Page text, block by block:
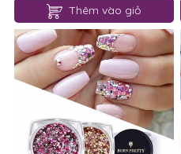
Thêm vào giỏ